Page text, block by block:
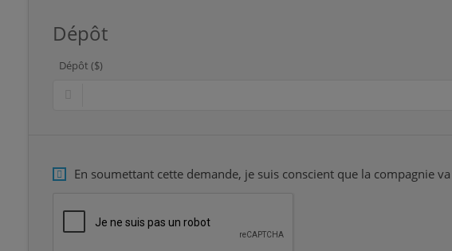
Dépôt
Dépôt ($)
En soumettant cette demande, je suis conscient que la compagnie